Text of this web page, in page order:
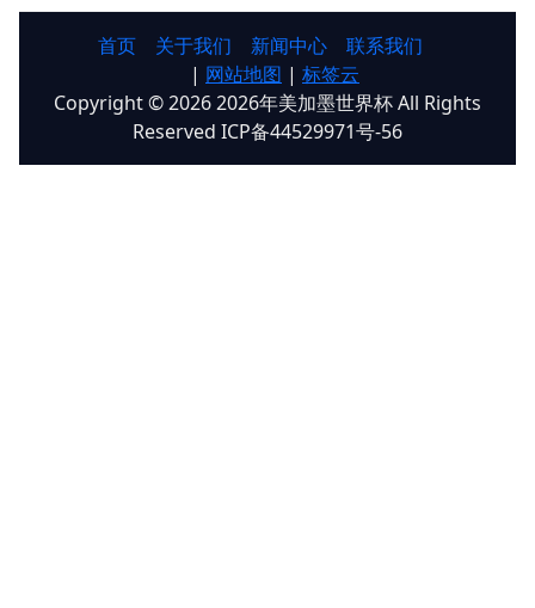
首页 关于我们 新闻中心
联系我们
| 网站地图 | 标签云
Copyright © 2026 2026年美加墨世界杯 All Rights
Reserved ICP备44529971号-56